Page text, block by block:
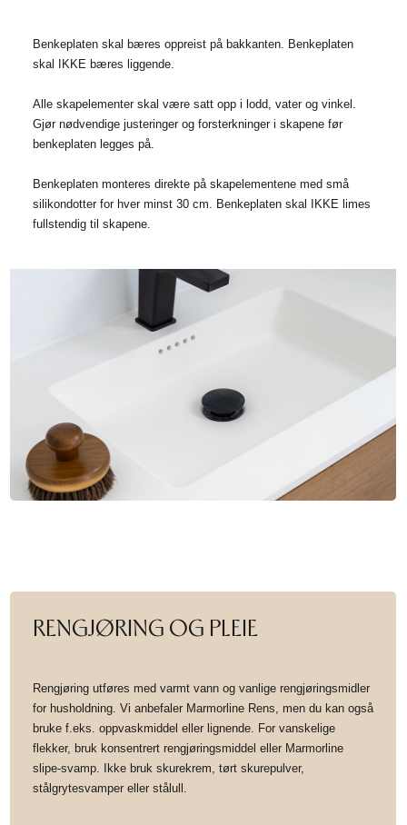
Benkeplaten skal bæres oppreist på bakkanten. Benkeplaten
skal IKKE bæres liggende.
Alle skapelementer skal være satt opp i lodd, vater og vinkel.
Gjør nødvendige justeringer og forsterkninger i skapene før
benkeplaten legges på.
Benkeplaten monteres direkte på skapelementene med små
silikondotter for hver minst 30 cm. Benkeplaten skal IKKE limes
fullstendig til skapene.
RENGJØRING OG PLEIE
Rengjøring utføres med varmt vann og vanlige rengjøringsmidler
for husholdning. Vi anbefaler Marmorline Rens, men du kan også
bruke f.eks. oppvaskmiddel eller lignende. For vanskelige
flekker, bruk konsentrert rengjøringsmiddel eller Marmorline
slipe-svamp. Ikke bruk skurekrem, tørt skurepulver,
stålgrytesvamper eller stålull.